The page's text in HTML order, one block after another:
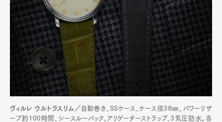
ヴィルレ ウルトラスリム／ 自動巻き、SSケース、ケース径38㎜、パワーリザ
ーブ約100時間、シースルーバック、アリゲーターストラップ、3気圧防水。各